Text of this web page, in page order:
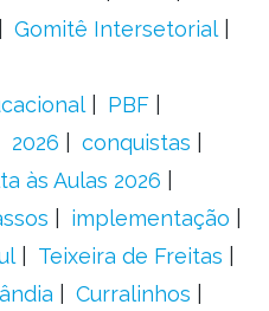
Gomitê Intersetorial
PBF
2026
conquistas
às Aulas 2026
implementação
Teixeira de Freitas
Curralinhos